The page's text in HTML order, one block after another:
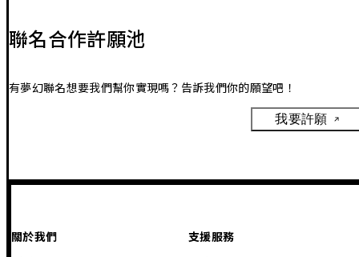
聯名合作許願池
有夢幻聯名想要我們幫你實現嗎？告訴我們你的願望吧！
我要許願
關於我們 支援服務